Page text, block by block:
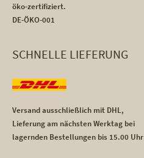
öko-zertifiziert.
DE-ÖKO-001
SCHNELLE LIEFERUNG
Versand ausschließlich mit DHL,
Lieferung am nächsten Werktag bei
lagernden Bestellungen bis 15.00 Uhr